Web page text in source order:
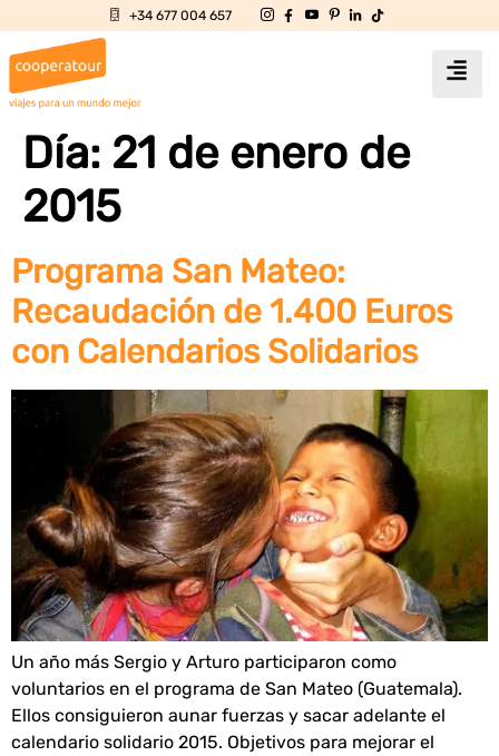
+34 677 004 657
Día: 21 de enero de
2015
Programa San Mateo:
Recaudación de 1.400 Euros
con Calendarios Solidarios
Un año más Sergio y Arturo participaron como
voluntarios en el programa de San Mateo (Guatemala).
Ellos consiguieron aunar fuerzas y sacar adelante el
calendario solidario 2015. Objetivos para mejorar el